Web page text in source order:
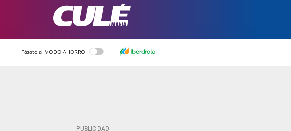
Pásate al MODO AHORRO